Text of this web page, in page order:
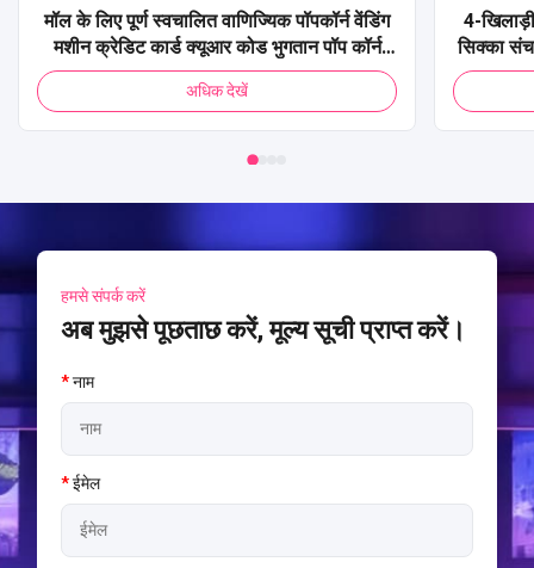
मॉल के लिए पूर्ण स्वचालित वाणिज्यिक पॉपकॉर्न वेंडिंग
मशीन क्रेडिट कार्ड क्यूआर कोड भुगतान पॉप कॉर्न
वेंडिंग मशीन
अधिक देखें
4-
सिक्का
शूटिंग
हमसे संपर्क करें
अब मुझसे पूछताछ करें, मूल्य सूची प्राप्त करें।
*नाम
*ईमेल